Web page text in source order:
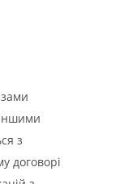
з
договорі